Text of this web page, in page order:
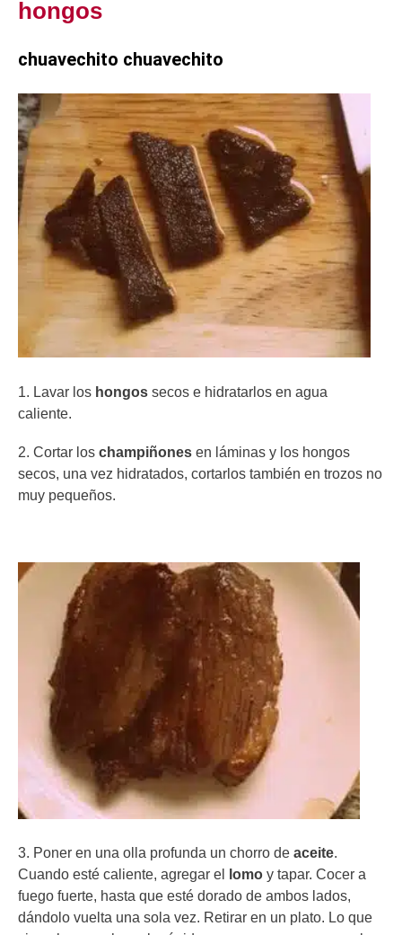
hongos
chuavechito chuavechito
1. Lavar los hongos secos e hidratarlos en agua
caliente.
2. Cortar los champiñones en láminas y los hongos
secos, una vez hidratados, cortarlos también en trozos no
muy pequeños.
3. Poner en una olla profunda un chorro de aceite.
Cuando esté caliente, agregar el
lomo y tapar. Cocer a
fuego fuerte, hasta que esté dorado de ambos lados,
dándolo vuelta una sola vez. Retirar en un plato. Lo que